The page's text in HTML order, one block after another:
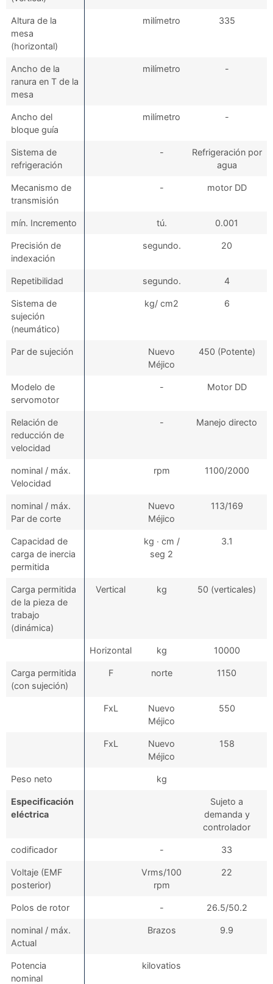
Altura de la
mesa
(horizontal)
milímetro 335
Ancho de la
ranura en T de la
mesa
milímetro -
Ancho del
bloque guía
milímetro -
Sistema de
refrigeración
-
Refrigeración por
agua
Mecanismo de
transmisión
- motor DD
mín. Incremento tú. 0.001
Precisión de
indexación
segundo. 20
Repetibilidad segundo. 4
Sistema de
sujeción
(neumático)
kg/ cm2 6
Par de sujeción
Nuevo
Méjico
450 (Potente)
Modelo de
servomotor
- Motor DD
Relación de
reducción de
velocidad
- Manejo directo
nominal / máx.
Velocidad
rpm 1100/2000
nominal / máx.
Par de corte
Nuevo
Méjico
113/169
Capacidad de
carga de inercia
permitida
kg ∙ cm /
seg 2
3.1
Carga permitida
de la pieza de
trabajo
(dinámica)
Vertical kg 50 (verticales)
Horizontal kg 10000
Carga permitida
(con sujeción)
F norte 1150
FxL
Nuevo
Méjico
550
FxL
Nuevo
Méjico
158
Peso neto kg
Especificación
eléctrica
Sujeto a
demanda y
controlador
codificador - 33
Voltaje (EMF
posterior)
Vrms/100
rpm
22
Polos de rotor - 26.5/50.2
nominal / máx.
Actual
Brazos 9.9
Potencia
nominal
kilovatios